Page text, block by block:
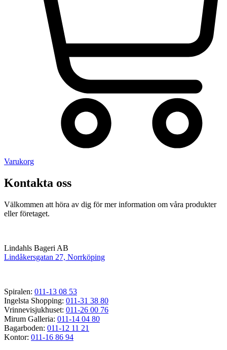
Varukorg
Kontakta oss
Välkommen att höra av dig för mer information om våra produkter
eller företaget.
Lindahls Bageri AB
Lindåkersgatan 27, Norrköping
Spiralen: 011-13 08 53
Ingelsta Shopping: 011-31 38 80
Vrinnevisjukhuset: 011-26 00 76
Mirum Galleria: 011-14 04 80
Bagarboden: 011-12 11 21
Kontor: 011-16 86 94